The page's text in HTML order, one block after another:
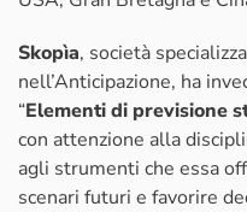
Skopìa, società
nell’Anticipazione, ha
“Elementi di previsione
con attenzione alla
agli strumenti che essa
scenari futuri e favorire